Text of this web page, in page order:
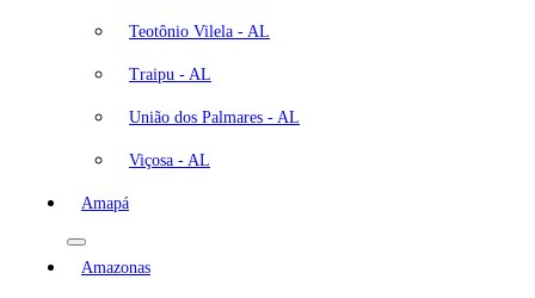
Teotônio Vilela - AL
Traipu - AL
União dos Palmares - AL
Viçosa - AL
Amapá
Amazonas